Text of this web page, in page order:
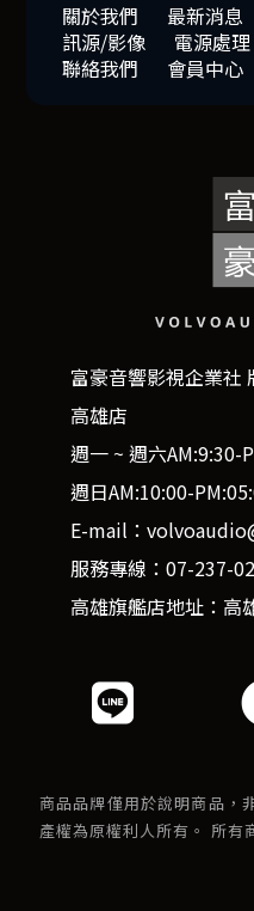
關於我們 最新消息
訊源/影像
電源處理
聯絡我們
會員中心
富豪音響影視企業社
高雄店
週一 ~ 週六AM:9:30-
週日AM:10:00-
E-mail：
服務專線：07-237-
高雄旗艦店地址：高
商品品牌僅用於說明商品，
產權為原權利人所有。 所有